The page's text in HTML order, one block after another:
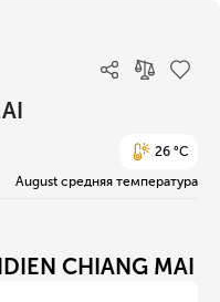
26 °C
August средняя температура
CHIANG MAI